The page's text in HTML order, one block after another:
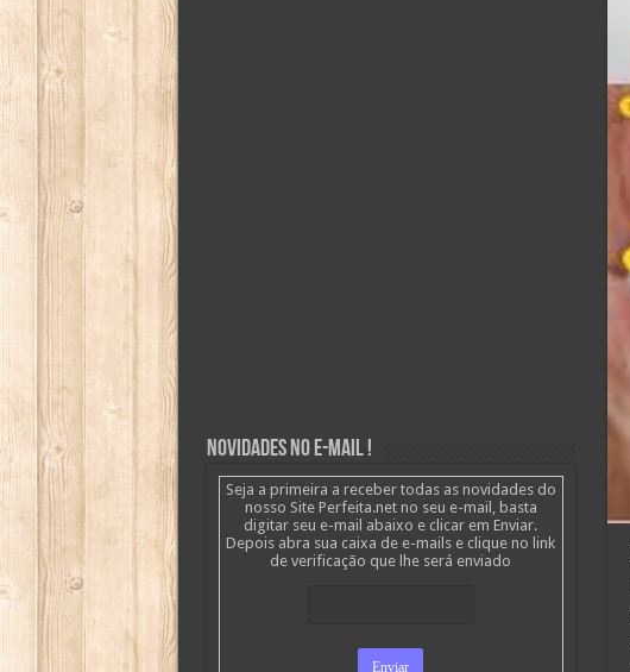
Novidades no E-mail !
Seja a primeira a receber todas as novidades do
nosso Site Perfeita.net no seu e-mail, basta
digitar seu e-mail abaixo e clicar em Enviar.
Depois abra sua caixa de e-mails e clique no link
de verificação que lhe será enviado